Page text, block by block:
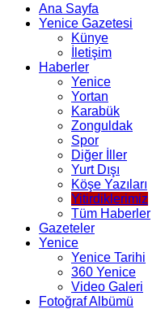
Ana Sayfa
Yenice Gazetesi
Künye
İletişim
Haberler
Yenice
Yortan
Karabük
Zonguldak
Spor
Diğer İller
Yurt Dışı
Köşe Yazıları
Yitirdiklerimiz
Tüm Haberler
Gazeteler
Yenice
Yenice Tarihi
360 Yenice
Video Galeri
Fotoğraf Albümü